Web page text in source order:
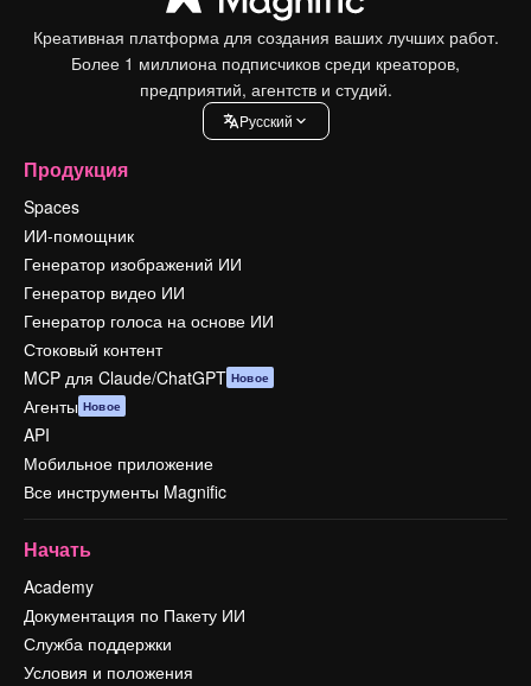
Креативная платформа для создания ваших лучших работ.
Более 1 миллиона подписчиков среди креаторов,
предприятий, агентств и студий.
Pусский
Продукция
Spaces
ИИ-помощник
Генератор изображений ИИ
Генератор видео ИИ
Генератор голоса на основе ИИ
Стоковый контент
MCP для Claude/ChatGPT Новое
Агенты Новое
API
Мобильное приложение
Все инструменты Magnific
Начать
Academy
Документация по Пакету ИИ
Служба поддержки
Условия и положения